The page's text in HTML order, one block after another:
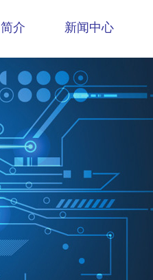
介 新闻中心